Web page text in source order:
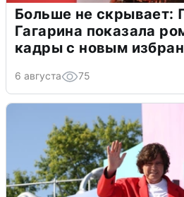
Больше не скрывает:
Гагарина показала
кадры с новым
6 августа 75